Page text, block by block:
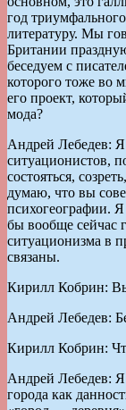
год
литературу. Мы
Британии
беседуем с
которого тоже во
его проект,
мода?
Андрей Лебедев:
ситуационистов,
состояться,
думаю, что вы
психогеографии.
бы вообще сейчас
ситуационизма в
связаны.
Кирилл Кобрин: Вы
Андрей Лебедев:
Кирилл Кобрин:
Андрей Лебедев:
города как